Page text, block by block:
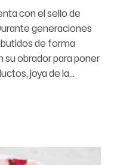
con el sello de
generaciones
de forma
su obrador para poner
joya de la...